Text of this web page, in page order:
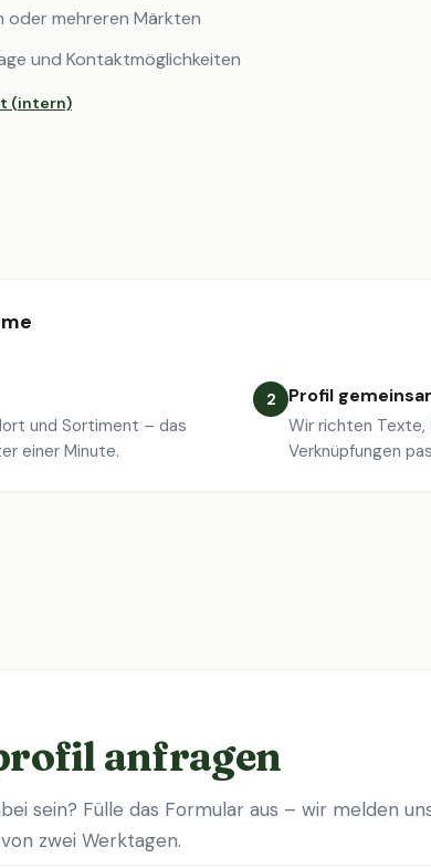
oder mehreren Märkten
und Kontaktmöglichkeiten
(intern)
und Sortiment – das
einer Minute.
2 Profil
Wir richten
Verknüpfungen
anfragen
sein? Fülle das Formular aus – wir melden
zwei Werktagen.